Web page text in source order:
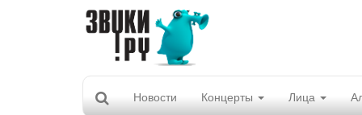
Новости Концерты Лица